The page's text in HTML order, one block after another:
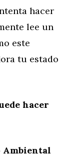
hacer
lee un
este
tu estado
hacer
Ambiental